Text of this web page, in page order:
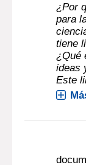
[Perú]
¿Por
para
tiene
Este